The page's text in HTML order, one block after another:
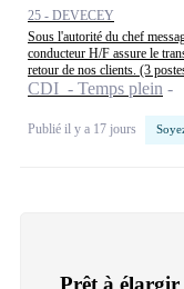
25 - DEVECEY
Sous l'autorité du chef
conducteur H/F assure le
retour de nos clients. (3 postes
CDI - Temps plein
Publié il y a 17 jours
Prêt à élargir